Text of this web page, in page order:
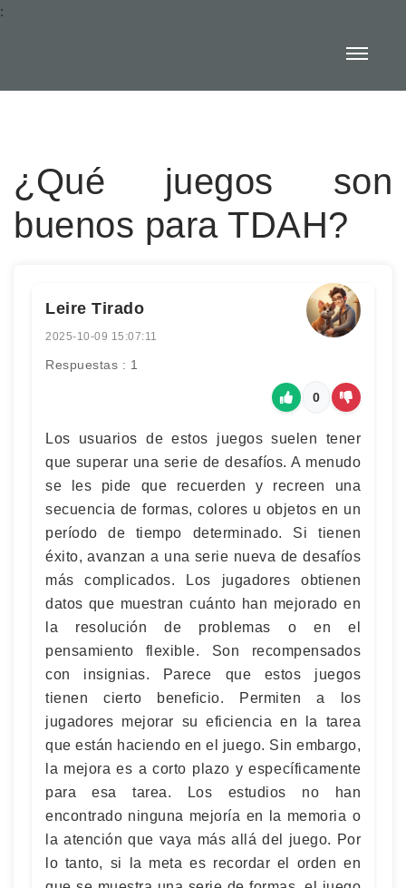
:
¿Qué juegos son
buenos para TDAH?
Leire Tirado
2025-10-09 15:07:11
Respuestas : 1
0
Los usuarios de estos juegos suelen tener
que superar una serie de desafíos. A menudo
se les pide que recuerden y recreen una
secuencia de formas, colores u objetos en un
período de tiempo determinado. Si tienen
éxito, avanzan a una serie nueva de desafíos
más complicados. Los jugadores obtienen
datos que muestran cuánto han mejorado en
la resolución de problemas o en el
pensamiento flexible. Son recompensados
con insignias. Parece que estos juegos
tienen cierto beneficio. Permiten a los
jugadores mejorar su eficiencia en la tarea
que están haciendo en el juego. Sin embargo,
la mejora es a corto plazo y específicamente
para esa tarea. Los estudios no han
encontrado ninguna mejoría en la memoria o
la atención que vaya más allá del juego. Por
lo tanto, si la meta es recordar el orden en